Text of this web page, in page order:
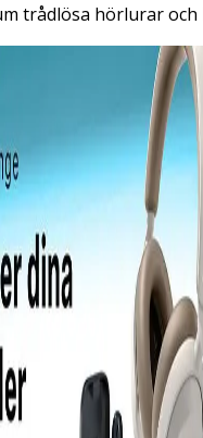
trådlösa hörlurar